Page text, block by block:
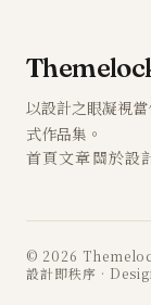
以設計之眼凝視
式作品集。
首頁文章關於設
© 2026
設計即秩序 ·